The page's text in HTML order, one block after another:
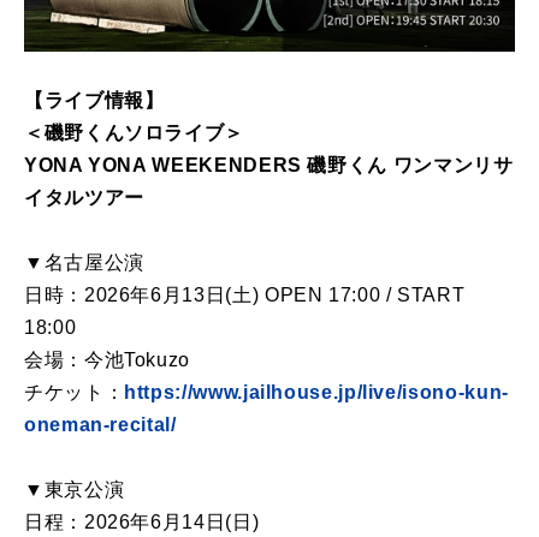
【ライブ情報】
＜磯野くんソロライブ＞
YONA YONA WEEKENDERS 磯野くん ワンマンリサ
イタルツアー
▼名古屋公演
日時：2026年6月13日(土) OPEN 17:00 / START
18:00
会場：今池Tokuzo
チケット： https://www.jailhouse.jp/live/isono-kun-
oneman-recital/
▼東京公演
日程：2026年6月14日(日)